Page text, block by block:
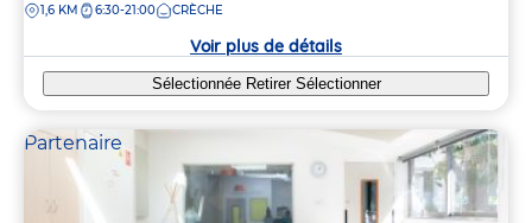
la
DISTANCE
1,6 KM 6:30-21:00 CRÈCHE
Voir plus de détails
Sélectionnée Retirer Sélectionner
Partenaire